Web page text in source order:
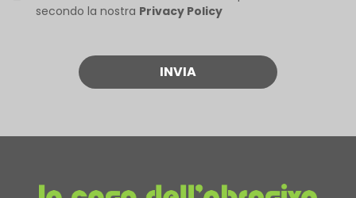
secondo la nostra Privacy Policy